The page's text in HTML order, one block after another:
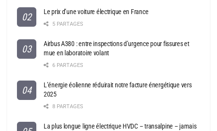
Le prix d’une voiture électrique en France
5 PARTAGES
Airbus A380 : entre inspections d’urgence pour fissures et
mue en laboratoire volant
6 PARTAGES
L’énergie éolienne réduirait notre facture énergétique vers
2025
8 PARTAGES
La plus longue ligne électrique HVDC – transalpine – jamais